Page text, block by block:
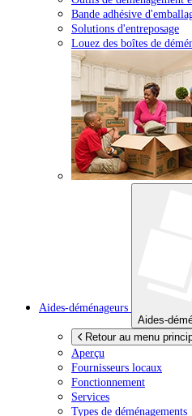
Bande adhésive
Solutions d'entreposage
Louez des boîtes de
Aides-déménageurs
Aides-
Retour au menu
Aperçu
Fournisseurs locaux
Fonctionnement
Services
Types de déménagements